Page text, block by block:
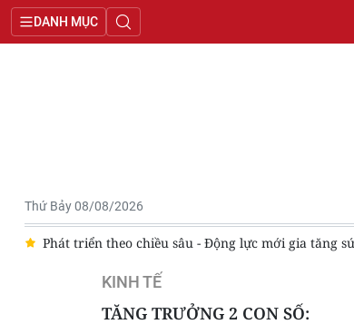
DANH MỤC
Thứ Bảy 08/08/2026
Phát triển theo chiều sâu - Động lực mới gia tăng
KINH TẾ
TĂNG TRƯỞNG 2 CON SỐ: